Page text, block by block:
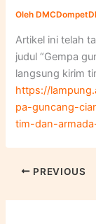
Oleh
Artikel ini telah
judul “Gempa
langsung kirim
https://
pa-guncang-
tim-dan-
PREVIOUS